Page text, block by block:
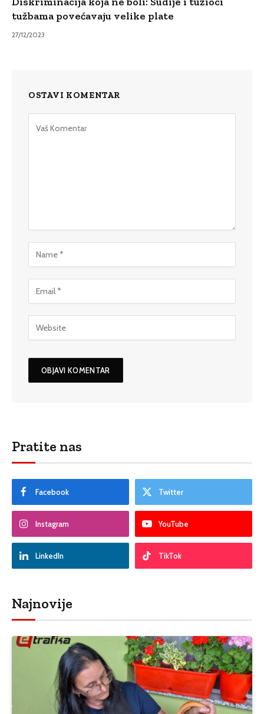
tužbama povećavaju velike plate
27/12/2023
OSTAVI KOMENTAR
Pratite nas
Facebook Twitter
Instagram YouTube
LinkedIn TikTok
Najnovije